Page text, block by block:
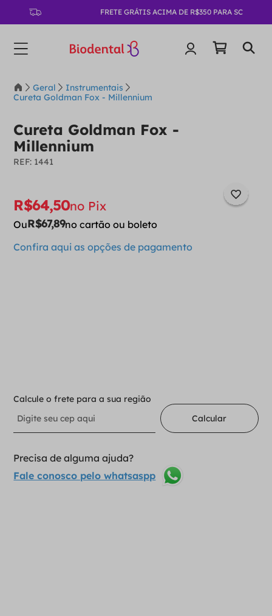
FRETE GRÁTIS ACIMA DE R$350 PARA SC
Geral
Instrumentais
Cureta Goldman Fox - Millennium
Cureta Goldman Fox -
Millennium
: 1441
R$64,50no Pix
OuR$67,89no cartão ou boleto
Confira aqui as opções de pagamento
Calcule o frete para a sua região
Calcular
Precisa de alguma ajuda?
Fale conosco pelo whatsaspp